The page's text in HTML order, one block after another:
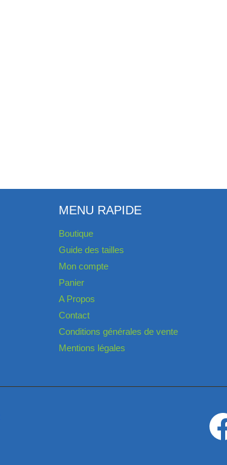
MENU RAPIDE
Boutique
Guide des tailles
Mon compte
Panier
A Propos
Contact
Conditions générales de vente
Mentions légales